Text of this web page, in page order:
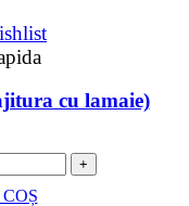
cu lamaie)
+